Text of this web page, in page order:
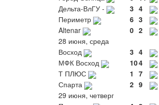
Дельта-ВлГУ -
3 4
Периметр
6 3
Altenar
0 2
28 июня, среда
Восход
3 4
МФК Восход
104
Т ПЛЮС
1 7
Спарта
2 9
29 июня, четверг